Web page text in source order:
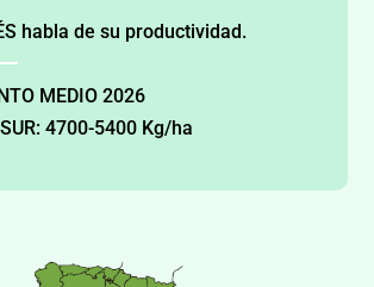
habla de su productividad.
MEDIO 2026
4700-5400 Kg/ha